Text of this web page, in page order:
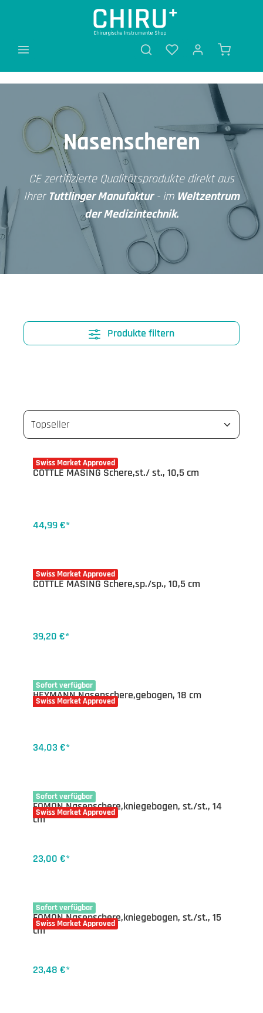
Nasenscheren
CE zertifizierte Qualitätsprodukte direkt aus
Ihrer Tuttlinger Manufaktur- im Weltzentrum
der Medizintechnik.
Produkte filtern
Swiss Market Approved
04-1173.10
COTTLE MASING Schere,st./ st., 10,5 cm
44,99 €*
Swiss Market Approved
04-1171.10
COTTLE MASING Schere,sp./sp., 10,5 cm
39,20 €*
Sofort verfügbar
Swiss Market Approved
04-1408.18
HEYMANN Nasenschere,gebogen, 18 cm
34,03 €*
Sofort verfügbar
Swiss Market Approved
04-0893.13
FOMON Nasenschere,kniegebogen, st./st., 14
cm
23,00 €*
Sofort verfügbar
Swiss Market Approved
04-1410.15
FOMON Nasenschere,kniegebogen, st./st., 15
cm
23,48 €*